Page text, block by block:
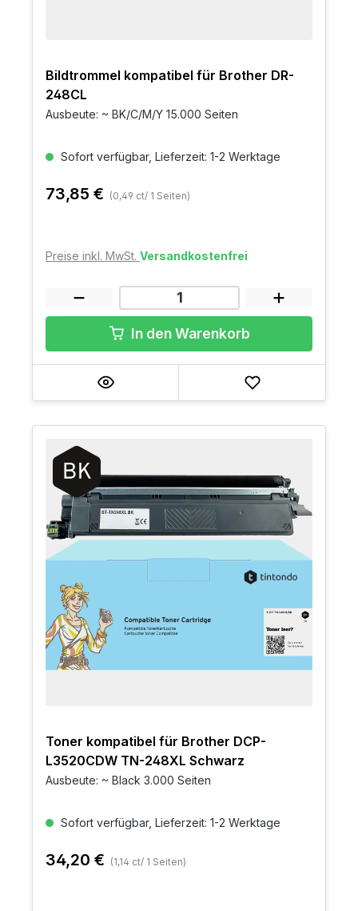
Bildtrommel kompatibel für Brother DR-
248CL
Ausbeute: ~ BK/C/M/Y 15.000 Seiten
Sofort verfügbar, Lieferzeit: 1-2 Werktage
73,85 € (0,49 ct/ 1 Seiten)
Preise inkl. MwSt. Versandkostenfrei
In den Warenkorb
Toner kompatibel für Brother DCP-
L3520CDW TN-248XL Schwarz
Ausbeute: ~ Black 3.000 Seiten
Sofort verfügbar, Lieferzeit: 1-2 Werktage
34,20 € (1,14 ct/ 1 Seiten)